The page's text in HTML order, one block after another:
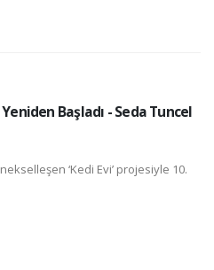
Başladı - Seda Tuncel
‘Kedi Evi’ projesiyle 10.